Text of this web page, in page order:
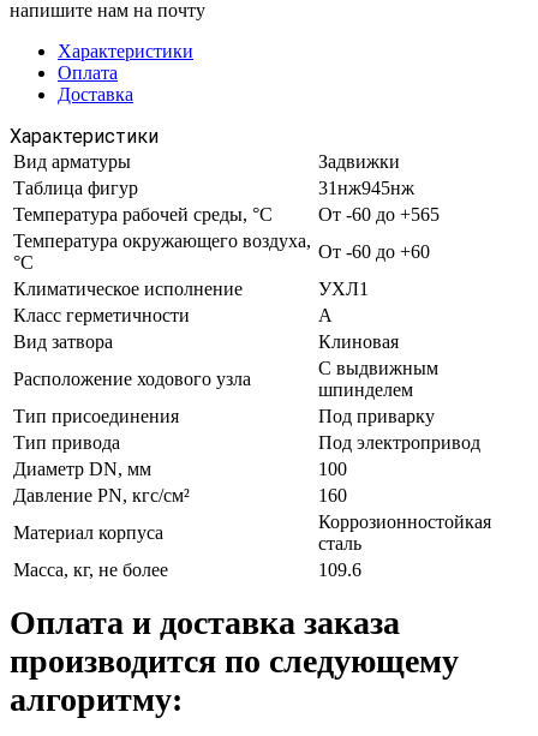
напишите нам на почту
Характеристики
Оплата
Доставка
Характеристики
Вид арматуры
Задвижки
Таблица фигур
31нж945нж
Температура рабочей среды, °С
От -60 до +565
Температура окружающего воздуха,
°С
От -60 до +60
Климатическое исполнение
УХЛ1
Класс герметичности
А
Вид затвора
Клиновая
Расположение ходового узла
С выдвижным
шпинделем
Тип присоединения
Под приварку
Тип привода
Под электропривод
Диаметр DN, мм
100
Давление PN, кгс/см²
160
Материал корпуса
Коррозионностойкая
сталь
Масса, кг, не более
109.6
Оплата и доставка заказа
производится по следующему
алгоритму: